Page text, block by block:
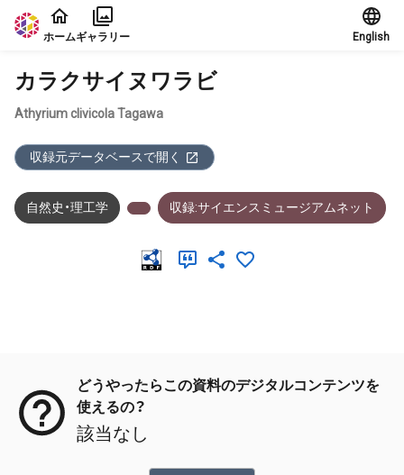
本文に飛ぶ
ホームギャラリー English
カラクサイヌワラビ
Athyrium clivicola Tagawa
収録元データベースで開く
自然史・理工学 収録:サイエンスミュージアムネット
どうやったらこの資料のデジタルコンテンツを
使えるの？
該当なし